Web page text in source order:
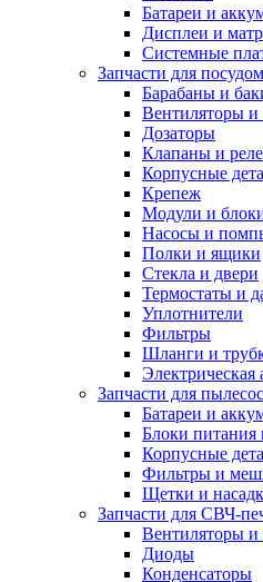
Батареи и
Дисплеи и
Системные
Запчасти для
Барабаны и
Вентиляторы и
Дозаторы
Клапаны и реле
Корпусные
Крепеж
Модули и
Насосы и
Полки и ящики
Стекла и двери
Термостаты и
Уплотнители
Фильтры
Шланги и
Электрическая
Запчасти для
Батареи и
Блоки питания
Корпусные
Фильтры и
Щетки и
Запчасти для СВЧ-
Вентиляторы и
Диоды
Конденсаторы